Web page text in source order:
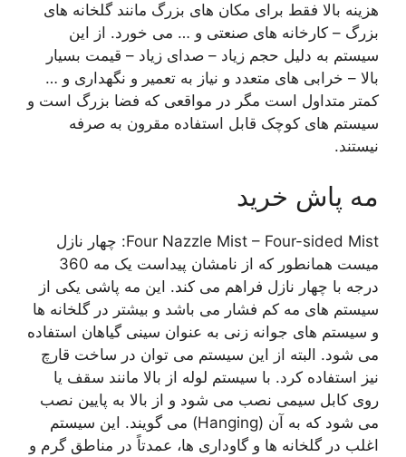
هزینه بالا فقط برای مکان های بزرگ مانند گلخانه های
بزرگ – کارخانه های صنعتی و … می خورد. از این
سیستم به دلیل حجم زیاد – صدای زیاد – قیمت بسیار
بالا – خرابی های متعدد و نیاز به تعمیر و نگهداری و …
کمتر متداول است مگر در مواقعی که فضا بزرگ است و
سیستم های کوچک قابل استفاده مقرون به صرفه
نیستند.
مه پاش خرید
Four Nazzle Mist – Four-sided Mist: چهار نازل
میست همانطور که از نامشان پیداست یک مه 360
درجه با چهار نازل فراهم می کند. این مه پاشی یکی از
سیستم های مه کم فشار می باشد و بیشتر در گلخانه ها
و سیستم های جوانه زنی به عنوان سینی گیاهان استفاده
می شود. البته از این سیستم می توان در ساخت قارچ
نیز استفاده کرد. با سیستم لوله از بالا مانند سقف یا
روی کابل سیمی نصب می شود و از بالا به پایین نصب
می شود که به آن (Hanging) می گویند. این سیستم
اغلب در گلخانه ها و گاوداری ها، عمدتاً در مناطق گرم و